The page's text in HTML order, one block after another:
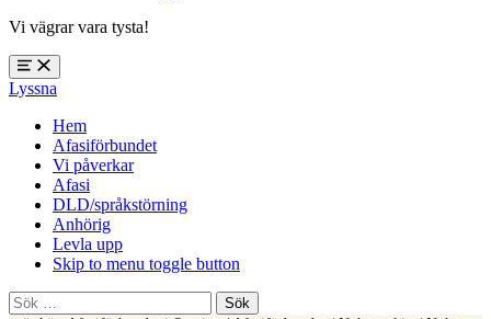
Vi vägrar vara tysta!
Öppna
meny:
%s
Lyssna
Hem
Afasiförbundet
Vi påverkar
Afasi
DLD/språkstörning
Anhörig
Levla upp
Skip to menu toggle button
Sök